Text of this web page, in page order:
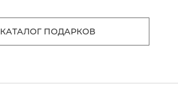
КАТАЛОГ ПОДАРКОВ